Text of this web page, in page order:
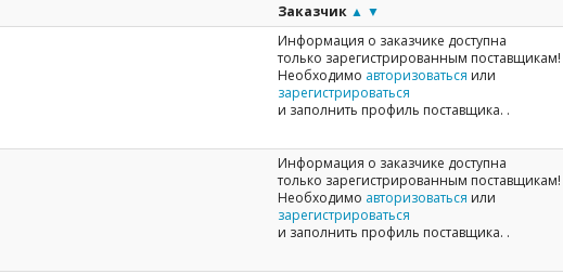
Заказчик ▲ ▼
Информация о заказчике доступна
только зарегистрированным поставщикам!
Необходимо авторизоваться или
зарегистрироваться
и заполнить профиль поставщика. .
Информация о заказчике доступна
только зарегистрированным поставщикам!
Необходимо авторизоваться или
зарегистрироваться
и заполнить профиль поставщика. .